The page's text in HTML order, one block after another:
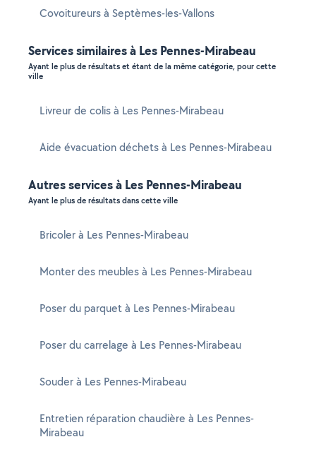
Covoitureurs à Septèmes-les-Vallons
Services similaires à Les Pennes-Mirabeau
Ayant le plus de résultats et étant de la même catégorie, pour cette
ville
Livreur de colis à Les Pennes-Mirabeau
Aide évacuation déchets à Les Pennes-Mirabeau
Autres services à Les Pennes-Mirabeau
Ayant le plus de résultats dans cette ville
Bricoler à Les Pennes-Mirabeau
Monter des meubles à Les Pennes-Mirabeau
Poser du parquet à Les Pennes-Mirabeau
Poser du carrelage à Les Pennes-Mirabeau
Souder à Les Pennes-Mirabeau
Entretien réparation chaudière à Les Pennes-
Mirabeau